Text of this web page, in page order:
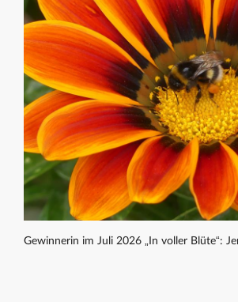
Gewinnerin im Juli 2026 „In voller Blüte“: